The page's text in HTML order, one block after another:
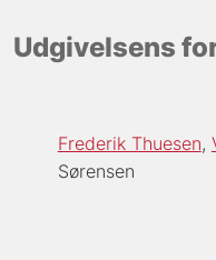
Udgivelsens
Frederik Thuesen
Sørensen